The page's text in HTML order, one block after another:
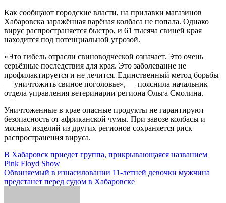
Как сообщают городские власти, на прилавки магазинов
Хабаровска заражённая варёная колбаса не попала. Однако
вирус распространяется быстро, и 61 тысяча свиней края
находится под потенциальной угрозой.
«Это гибель отрасли свиноводческой означает. Это очень
серьёзные последствия для края. Это заболевание не
профилактируется и не лечится. Единственный метод борьбы
— уничтожить свиное поголовье», — пояснила начальник
отдела управления ветеринарии региона Ольга Смолина.
Уничтоженные в крае опасные продукты не гарантируют
безопасность от африканской чумы. При завозе колбасы и
мясных изделий из других регионов сохраняется риск
распространения вируса.
Навигация
по
записям
В Хабаровск приедет группа, прикрывающаяся названием
Pink Floyd Show
Обвиняемый в изнасиловании 11-летней девочки мужчина
предстанет перед судом в Хабаровске